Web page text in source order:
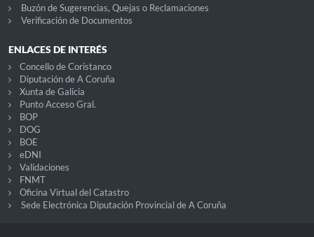
Buzón de Sugerencias, Quejas o Reclamaciones
Verificación de Documentos
ENLACES DE INTERÉS
Concello de Coristanco
Diputación de A Coruña
Xunta de Galicia
Punto Acceso Gral.
BOP
DOG
BOE
eDNI
Validaciones
FNMT
Oficina Virtual del Catastro
Sede Electrónica Diputación Provincial de A Coruña